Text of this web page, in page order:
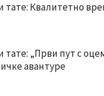
тате: Квалитетно
тате: „Први пут с
авантуре